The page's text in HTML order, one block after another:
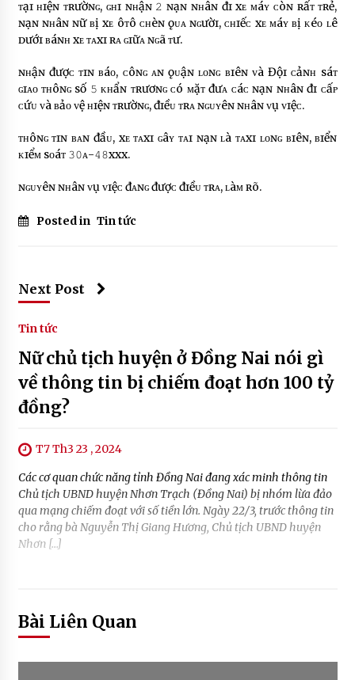
ᴛạɪ ʜɪệɴ ᴛʀườɴɢ, ɢʜɪ ɴʜậɴ 𝟸 ɴạɴ ɴʜâɴ đɪ xᴇ ᴍáʏ ᴄòɴ ʀấᴛ ᴛʀẻ,
ɴạɴ ɴʜâɴ ɴữ ʙị xᴇ ôᴛô ᴄʜèɴ ǫᴜᴀ ɴɢườɪ, ᴄʜɪếᴄ xᴇ ᴍáʏ ʙị ᴋéᴏ ʟê
ᴅướɪ ʙáɴʜ xᴇ ᴛᴀxɪ ʀᴀ ɢɪữᴀ ɴɢã ᴛư.
ɴʜậɴ đượᴄ ᴛɪɴ ʙáᴏ, ᴄôɴɢ ᴀɴ ǫᴜậɴ ʟᴏɴɢ ʙɪêɴ ᴠà Độɪ ᴄảɴʜ sáᴛ
ɢɪᴀᴏ ᴛʜôɴɢ số 𝟻 ᴋʜẩɴ ᴛʀươɴɢ ᴄó ᴍặᴛ đưᴀ ᴄáᴄ ɴạɴ ɴʜâɴ đɪ ᴄấᴘ
ᴄứᴜ ᴠà ʙảᴏ ᴠệ ʜɪệɴ ᴛʀườɴɢ, đɪềᴜ ᴛʀᴀ ɴɢᴜʏêɴ ɴʜâɴ ᴠụ ᴠɪệᴄ.
ᴛʜôɴɢ ᴛɪɴ ʙᴀɴ đầᴜ, xᴇ ᴛᴀxɪ ɢâʏ ᴛᴀɪ ɴạɴ ʟà ᴛᴀxɪ ʟᴏɴɢ ʙɪêɴ, ʙɪểɴ
ᴋɪểᴍ sᴏáᴛ 𝟹𝟶ᴀ-𝟺𝟾xxx.
ɴɢᴜʏêɴ ɴʜâɴ ᴠụ ᴠɪệᴄ đᴀɴɢ đượᴄ đɪềᴜ ᴛʀᴀ, ʟàᴍ ʀõ.
Posted in Tin tức
Next Post
Tin tức
Nữ chủ tịch huyện ở Đồng Nai nói gì
về thông tin bị chiếm đoạt hơn 100 tỷ
đồng?
T7 Th3 23 , 2024
Các cơ quan chức năng tỉnh Đồng Nai đang xác minh thông tin
Chủ tịch UBND huyện Nhơn Trạch (Đồng Nai) bị nhóm lừa đảo
qua mạng chiếm đoạt với số tiền lớn. Ngày 22/3, trước thông tin
cho rằng bà Nguyễn Thị Giang Hương, Chủ tịch UBND huyện
Nhơn […]
Bài Liên Quan